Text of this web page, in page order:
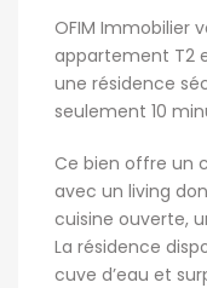
OFIM Immobilier
appartement T2
une résidence
seulement 10
Ce bien offre un
avec un living
cuisine ouverte,
La résidence
cuve d’eau et